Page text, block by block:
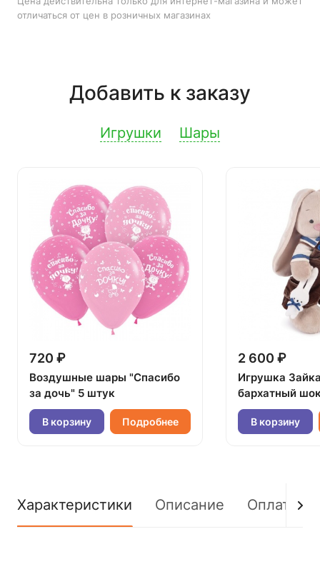
отличаться от цен в розничных магазинах
Добавить к заказу
Игрушки Шары
720 ₽
Воздушные шары "Спасибо
за дочь" 5 штук
В корзину Подробнее
2 600 ₽
Игрушка
бархатный
В корзину
Характеристики Описание Оплата